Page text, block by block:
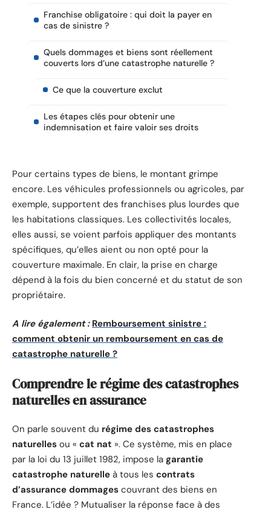
Franchise obligatoire : qui doit la payer en
cas de sinistre ?
Quels dommages et biens sont réellement
couverts lors d’une catastrophe naturelle ?
Ce que la couverture exclut
Les étapes clés pour obtenir une
indemnisation et faire valoir ses droits
Pour certains types de biens, le montant grimpe
encore. Les véhicules professionnels ou agricoles, par
exemple, supportent des franchises plus lourdes que
les habitations classiques. Les collectivités locales,
elles aussi, se voient parfois appliquer des montants
spécifiques, qu’elles aient ou non opté pour la
couverture maximale. En clair, la prise en charge
dépend à la fois du bien concerné et du statut de son
propriétaire.
A lire également : Remboursement sinistre :
comment obtenir un remboursement en cas de
catastrophe naturelle ?
Comprendre le régime des catastrophes
naturelles en assurance
On parle souvent du régime des catastrophes
naturelles ou « cat nat ». Ce système, mis en place
par la loi du 13 juillet 1982, impose la garantie
catastrophe naturelle à tous les contrats
d’assurance dommages couvrant des biens en
France. L’idée ? Mutualiser la réponse face à des